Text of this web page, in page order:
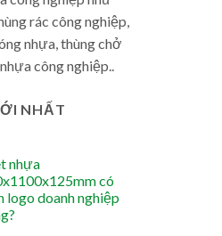
rác công nghiệp,
nhựa, thùng chở
công nghiệp..
NHẤT
nhựa
có
logo doanh nghiệp